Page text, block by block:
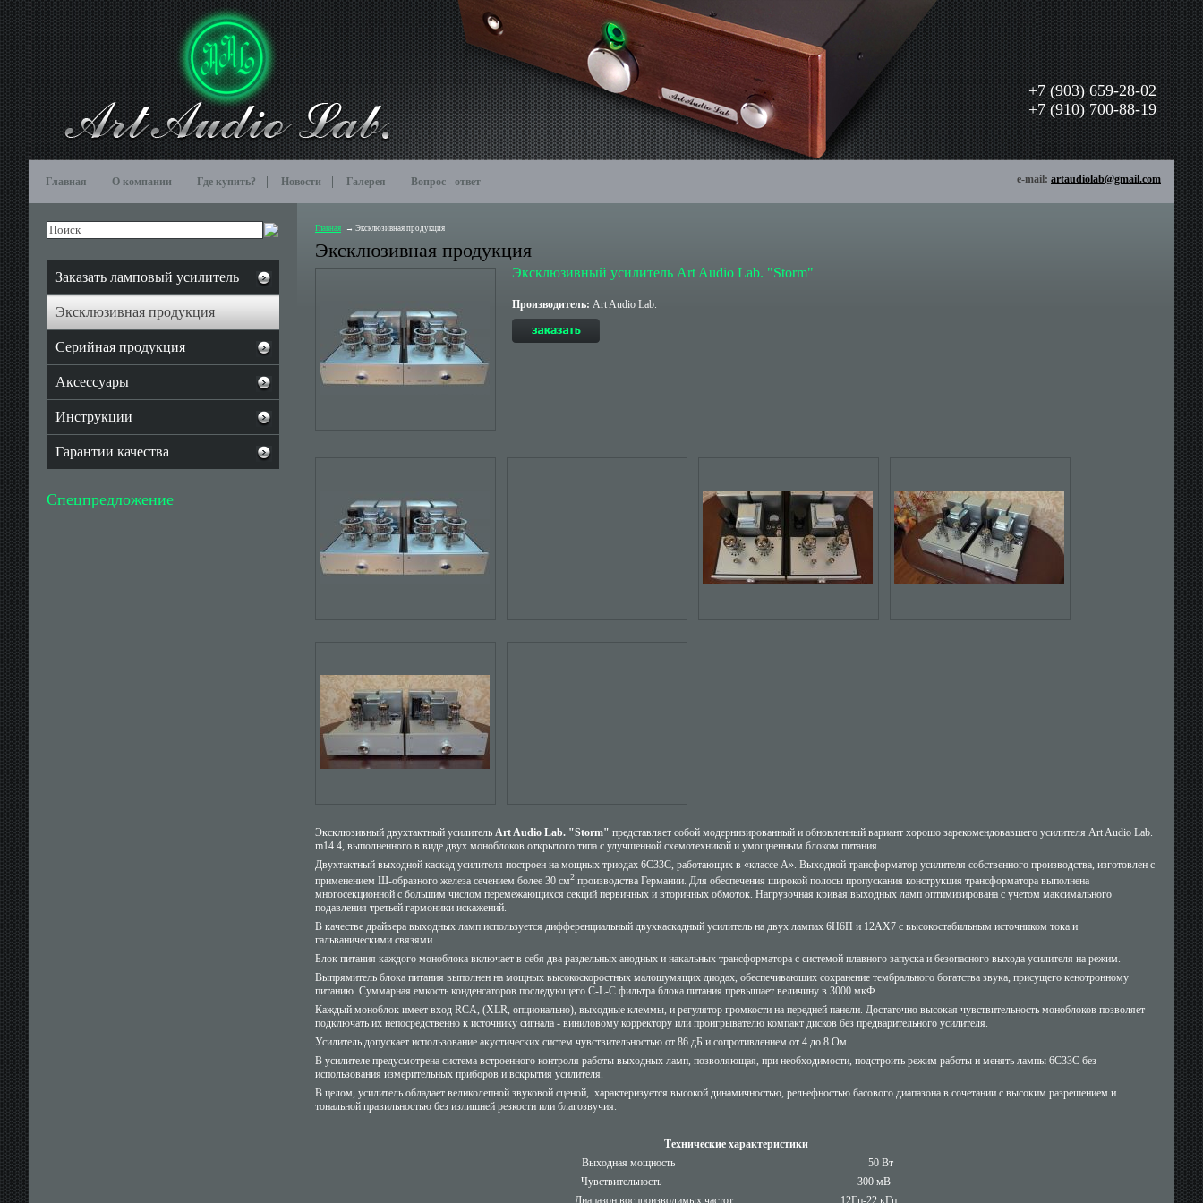
+7 (903) 659-28-02
+7 (910) 700-88-19
Главная О компании Где купить? Новости Галерея Вопрос - ответ e-mail: artaudiolab@gmail.com
Главная Эксклюзивная продукция
Эксклюзивная продукция
Эксклюзивный усилитель Art Audio Lab. "Storm"
Производитель: Art Audio Lab.
Эксклюзивный двухтактный усилитель Art Audio Lab. "Storm" представляет собой модернизированный и обновленный вариант хорошо зарекомендовавшего усилителя Art Audio Lab.
m14.4, выполненного в виде двух моноблоков открытого типа с улучшенной схемотехникой и умощненным блоком питания.
Двухтактный выходной каскад усилителя построен на мощных триодах 6С33С, работающих в «классе А». Выходной трансформатор усилителя собственного производства, изготовлен с
применением Ш-образного железа сечением более 30 см2 производства Германии. Для обеспечения широкой полосы пропускания конструкция трансформатора выполнена
многосекционной с большим числом перемежающихся секций первичных и вторичных обмоток. Нагрузочная кривая выходных ламп оптимизирована с учетом максимального
подавления третьей гармоники искажений.
В качестве драйвера выходных ламп используется дифференциальный двухкаскадный усилитель на двух лампах 6Н6П и 12АХ7 с высокостабильным источником тока и
гальваническими связями.
Блок питания каждого моноблока включает в себя два раздельных анодных и накальных трансформатора с системой плавного запуска и безопасного выхода усилителя на режим.
Выпрямитель блока питания выполнен на мощных высокоскоростных малошумящих диодах, обеспечивающих сохранение тембрального богатства звука, присущего кенотронному
питанию. Суммарная емкость конденсаторов последующего C-L-C фильтра блока питания превышает величину в 3000 мкФ.
Каждый моноблок имеет вход RCA, (XLR, опционально), выходные клеммы, и регулятор громкости на передней панели. Достаточно высокая чувствительность моноблоков позволяет
подключать их непосредственно к источнику сигнала - виниловому корректору или проигрывателю компакт дисков без предварительного усилителя.
Усилитель допускает использование акустических систем чувствительностью от 86 дБ и сопротивлением от 4 до 8 Ом.
В усилителе предусмотрена система встроенного контроля работы выходных ламп, позволяющая, при необходимости, подстроить режим работы и менять лампы 6С33С без
использования измерительных приборов и вскрытия усилителя.
В целом, усилитель обладает великолепной звуковой сценой, характеризуется высокой динамичностью, рельефностью басового диапазона в сочетании с высоким разрешением и
тональной правильностью без излишней резкости или благозвучия.
Технические характеристики
Выходная мощность 50 Вт
Чувствительность 300 мВ
Заказать ламповый усилитель
Эксклюзивная продукция
Серийная продукция
Аксессуары
Инструкции
Гарантии качества
Спецпредложение